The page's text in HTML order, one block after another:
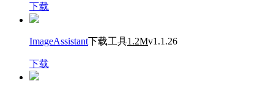
下载
ImageAssistant下载工具1.2Mv1.1.26
下载